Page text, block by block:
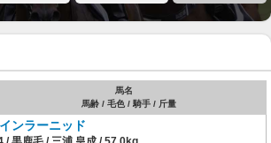
馬名
馬齢 / 毛色 / 騎手 / 斤量
ンラーニッド